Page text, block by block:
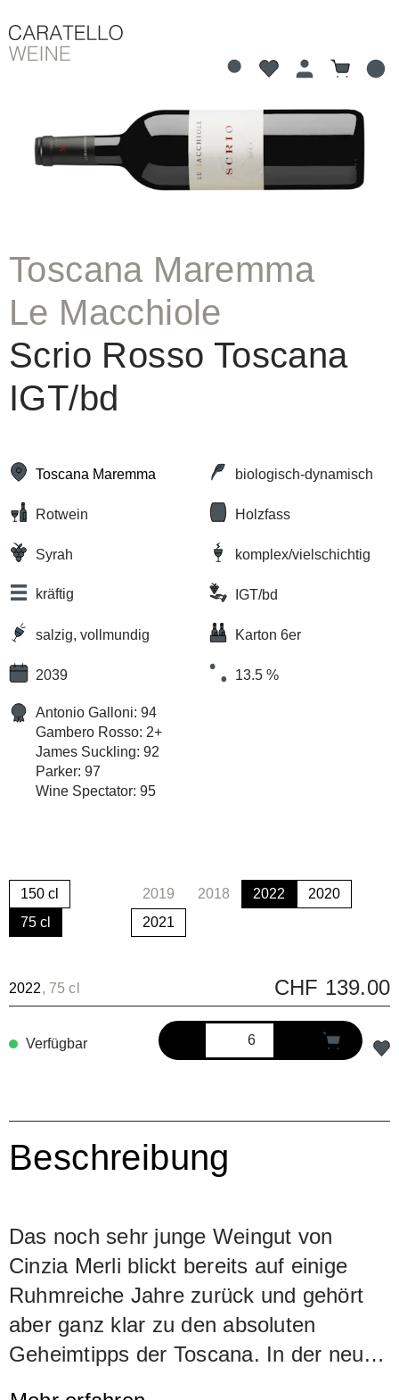
Bildergalerie überspringen
Toscana Maremma
Le Macchiole
Scrio Rosso Toscana
IGT/bd
Toscana Maremma biologisch-dynamisch
Rotwein Holzfass
Syrah komplex/vielschichtig
kräftig IGT/bd
salzig, vollmundig Karton 6er
2039 13.5 %
Antonio Galloni: 94
Gambero Rosso: 2+
James Suckling: 92
Parker: 97
Wine Spectator: 95
150 cl
75 cl
2019
(Diese Option ist zurzeit nicht verfügbar.)
2018
(Diese Option ist zurzeit nicht
2022
2020
2021
2022, 75 cl CHF 139.00
Verfügbar
Beschreibung
Das noch sehr junge Weingut von
Cinzia Merli blickt bereits auf einige
Ruhmreiche Jahre zurück und gehört
aber ganz klar zu den absoluten
Geheimtipps der Toscana. In der neu